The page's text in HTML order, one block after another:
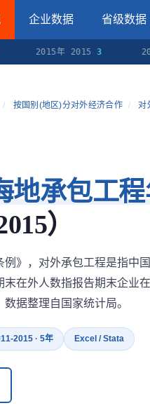
企业数据 省级数据
2015年 2015 3
/ 按国别(地区)分对外经济合作 / 对
地承包工
）
》，对外承包工程是指中
在外人数指报告期末企业
据整理自国家统计局。
2015 · 5年 Excel / Stata